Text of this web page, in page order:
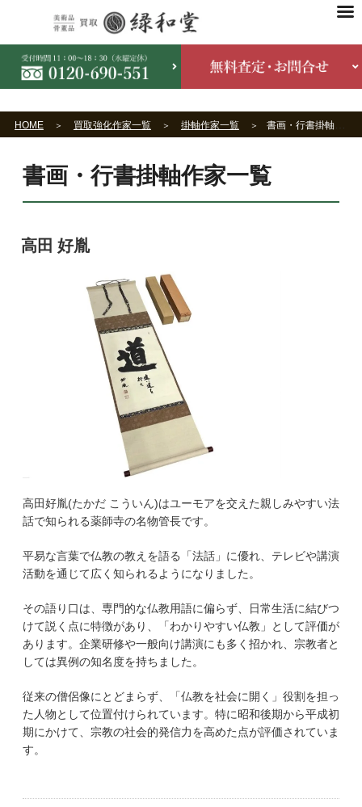
HOME 買取強化作家一覧 掛軸作家一覧 書画・行書掛軸作家一覧
書画・行書掛軸作家一覧
高田 好胤
高田好胤(たかだ こういん)はユーモアを交えた親しみやすい法
話で知られる薬師寺の名物管長です。
平易な言葉で仏教の教えを語る「法話」に優れ、テレビや講演
活動を通じて広く知られるようになりました。
その語り口は、専門的な仏教用語に偏らず、日常生活に結びつ
けて説く点に特徴があり、「わかりやすい仏教」として評価が
あります。企業研修や一般向け講演にも多く招かれ、宗教者と
しては異例の知名度を持ちました。
従来の僧侶像にとどまらず、「仏教を社会に開く」役割を担っ
た人物として位置付けられています。特に昭和後期から平成初
期にかけて、宗教の社会的発信力を高めた点が評価されていま
す。